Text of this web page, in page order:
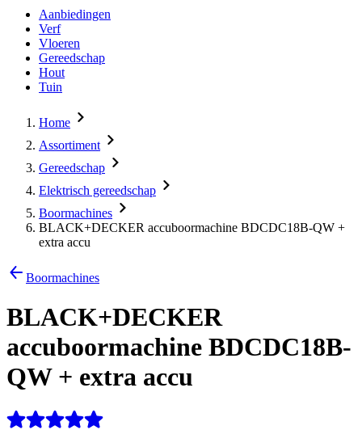
Aanbiedingen
Verf
Vloeren
Gereedschap
Hout
Tuin
Home
Assortiment
Gereedschap
Elektrisch gereedschap
Boormachines
BLACK+DECKER accuboormachine BDCDC18B-QW +
extra accu
Boormachines
BLACK+DECKER
accuboormachine BDCDC18B-
QW + extra accu